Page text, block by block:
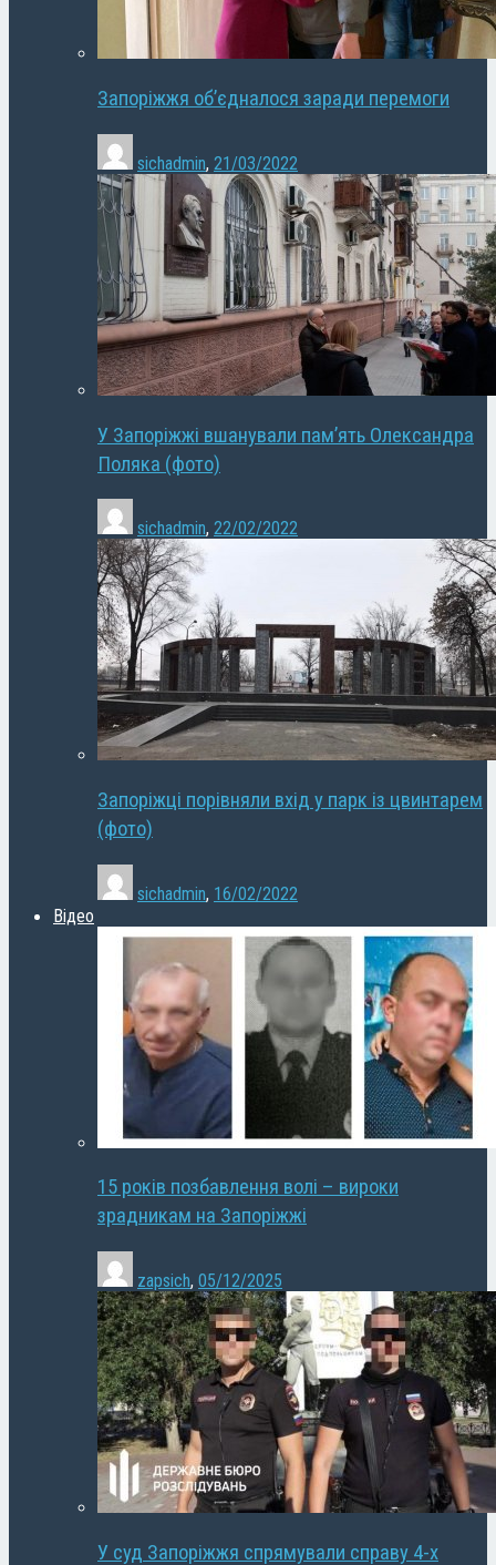
Запоріжжя об’єдналося заради перемоги
sichadmin, 21/03/2022
У Запоріжжі вшанували пам’ять Олександра
Поляка (фото)
sichadmin, 22/02/2022
Запоріжці порівняли вхід у парк із цвинтарем
(фото)
sichadmin, 16/02/2022
Відео
15 років позбавлення волі – вироки
зрадникам на Запоріжжі
zapsich, 05/12/2025
У суд Запоріжжя спрямували справу 4-х